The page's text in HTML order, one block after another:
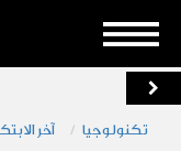
تكنولوجيا آخر